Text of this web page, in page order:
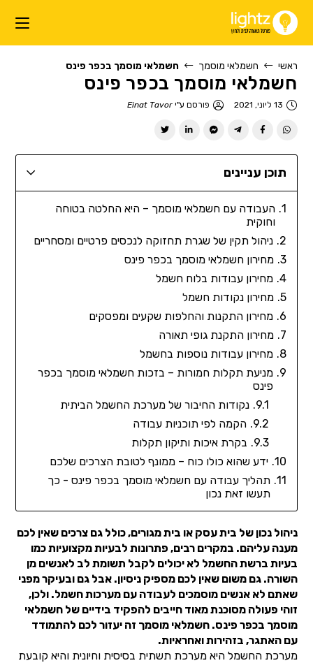
ראשי חשמלאי מוסמך חשמלאי מוסמך בכפר פינס
חשמלאי מוסמך בכפר פינס
13 ליוני, 2021 פורסם ע"יEinat Tavor
תוכן עניינים
העבודה עם חשמלאי מוסמך – היא החלטה בטוחה
וחוקית
ניהול תקין של שגרת תחזוקה לנכסים פרטיים ומסחריים
מחירון חשמלאי מוסמך בכפר פינס
מחירון עבודות בלוח חשמל
מחירון נקודות חשמל
מחירון התקנות והחלפות שקעים ומפסקים
מחירון התקנת גופי תאורה
מחירון עבודות נוספות בחשמל
מניעת תקלות חמורות – בזכות חשמלאי מוסמך בכפר
פינס
נקודות החיבור של מערכת החשמל הביתית
הקמה לפי תוכניות עבודה
בקרת איכות ותיקון תקלות
ידע שהוא כולו כוח – ממונף לטובת הצרכים שלכם
תהליך עבודה עם חשמלאי מוסמך בכפר פינס - כך
תעשו זאת נכון
ניהול נכון של בית עסק או בית מגורים, כולל גם צרכים שאין לכם
מענה עליהם. במקרים רבים, פתרונות לבעיות מקצועיות כמו
בעיות ברשת החשמל לא יכולים לקבל תשומת לב לאנשים מן
השורה. גם משום שאין לכם מספיק ניסיון. אבל גם ובעיקר מפני
שאתם לא אנשים מוסמכים לעבודה עם מערכות חשמל. ולכן,
זוהי פעולה מסוכנת מאוד חייבים להפקיד בידיים של חשמלאי
מוסמך בכפר פינס. חשמלאי מוסמך זה יעזור לכם להתמודד
עם האתגר, בזהירות ואחראיות.
מערכת החשמל היא מערכת תשתית בסיסית וחיונית והיא קובעת